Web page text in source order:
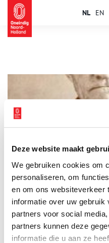
Deze website maakt
We gebruiken cookies om
personaliseren, om
en om ons websiteverkeer
informatie over uw gebruik
partners voor social
partners kunnen deze
informatie die u aan ze
NL EN
In september 1910 werd bij
Oost in Hoorn een vergiftigde
slachtoffer Willem Markus
vrouw werd de taart echter
daarop. Het 14-jarige
gebeurtenis in Hoorn zou
familie van het slachtoffer,
rechtspraak.